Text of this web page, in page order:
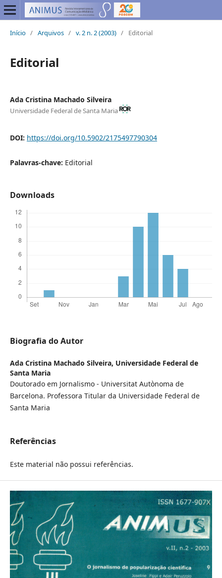
Início / Arquivos / v. 2 n. 2 (2003) / Editorial
Editorial
Ada Cristina Machado Silveira
Universidade Federal de Santa Maria
DOI: https://doi.org/10.5902/2175497790304
Palavras-chave: Editorial
Downloads
Biografia do Autor
Ada Cristina Machado Silveira, Universidade Federal de
Santa Maria
Doutorado em Jornalismo - Universitat Autònoma de
Barcelona. Professora Titular da Universidade Federal de
Santa Maria
Referências
Este material não possui referências.